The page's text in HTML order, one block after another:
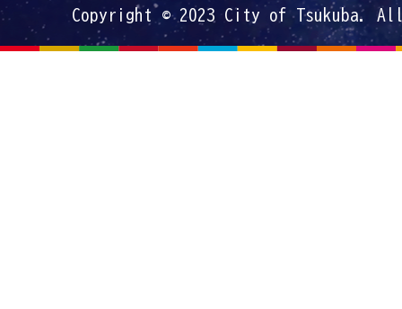
Copyright © 2023 City of Tsukuba.